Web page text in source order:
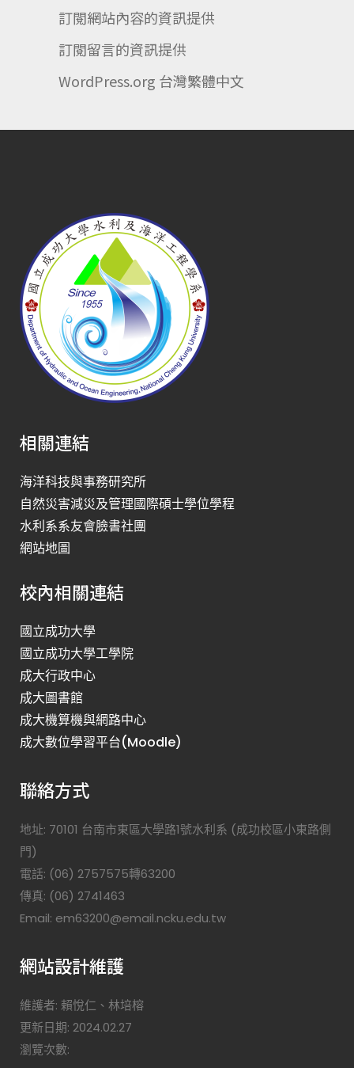
訂閱網站內容的資訊提供
訂閱留言的資訊提供
WordPress.org 台灣繁體中文
相關連結
海洋科技與事務研究所
自然災害減災及管理國際碩士學位學程
水利系系友會臉書社團
網站地圖
校內相關連結
國立成功大學
國立成功大學工學院
成大行政中心
成大圖書館
成大機算機與網路中心
成大數位學習平台(Moodle)
聯絡方式
地址: 70101 台南市東區大學路1號水利系 (成功校區小東路側
門)
電話: (06) 2757575轉63200
傳真: (06) 2741463
Email: em63200@email.ncku.edu.tw
網站設計維護
維護者: 賴悅仁、林培榕
更新日期: 2024.02.27
瀏覽次數: